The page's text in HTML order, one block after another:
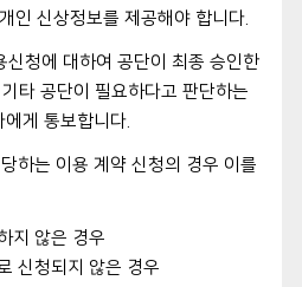
인 신상정보를 제공해야 합니다.
청에 대하여 공단이 최종 승인한
타 공단이 필요하다고 판단하는
게 통보합니다.
하는 이용 계약 신청의 경우 이를
지 않은 경우
신청되지 않은 경우